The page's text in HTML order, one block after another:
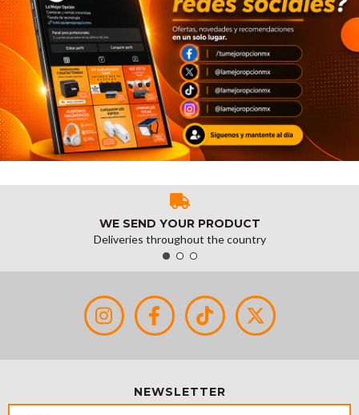
WE SEND YOUR PRODUCT
Deliveries throughout the country
NEWSLETTER